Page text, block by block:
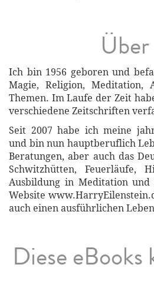
Ich bin 1956 geboren und
Magie, Religion, Meditation,
Themen. Im Laufe der Zeit
verschiedene Zeitschriften
Seit 2007 habe ich meine
und bin nun hauptberuflich
Beratungen, aber auch das
Schwitzhütten, Feuerläufe,
Ausbildung in Meditation
Website
auch einen ausführlichen
Diese